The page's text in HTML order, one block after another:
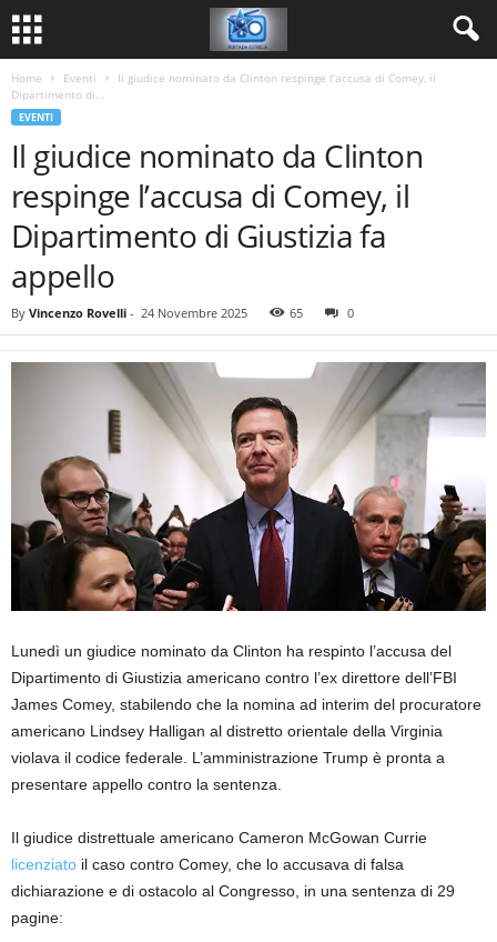
Home Eventi
Il giudice nominato da Clinton respinge l’accusa di Comey, il
Dipartimento di...
EVENTI
Il giudice nominato da Clinton
respinge l’accusa di Comey, il
Dipartimento di Giustizia fa
appello
By Vincenzo Rovelli - 24 Novembre 2025 65 0
Lunedì un giudice nominato da Clinton ha respinto l’accusa del
Dipartimento di Giustizia americano contro l’ex direttore dell’FBI
James Comey, stabilendo che la nomina ad interim del procuratore
americano Lindsey Halligan al distretto orientale della Virginia
violava il codice federale. L’amministrazione Trump è pronta a
presentare appello contro la sentenza.
Il giudice distrettuale americano Cameron McGowan Currie
licenziato il caso contro Comey, che lo accusava di falsa
dichiarazione e di ostacolo al Congresso, in una sentenza di 29
pagine: